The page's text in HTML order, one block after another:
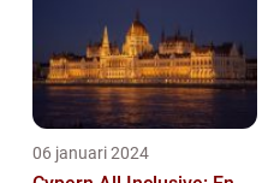
06 januari 2024